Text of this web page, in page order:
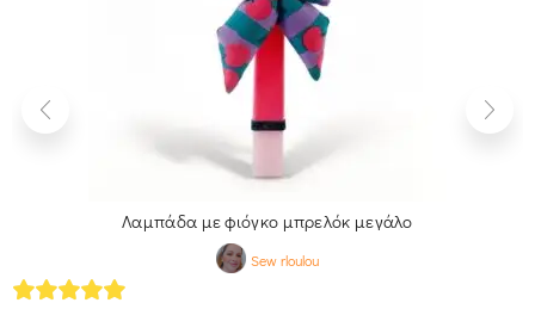
Λαμπάδα με φιόγκο μπρελόκ μεγάλο
Sew rloulou